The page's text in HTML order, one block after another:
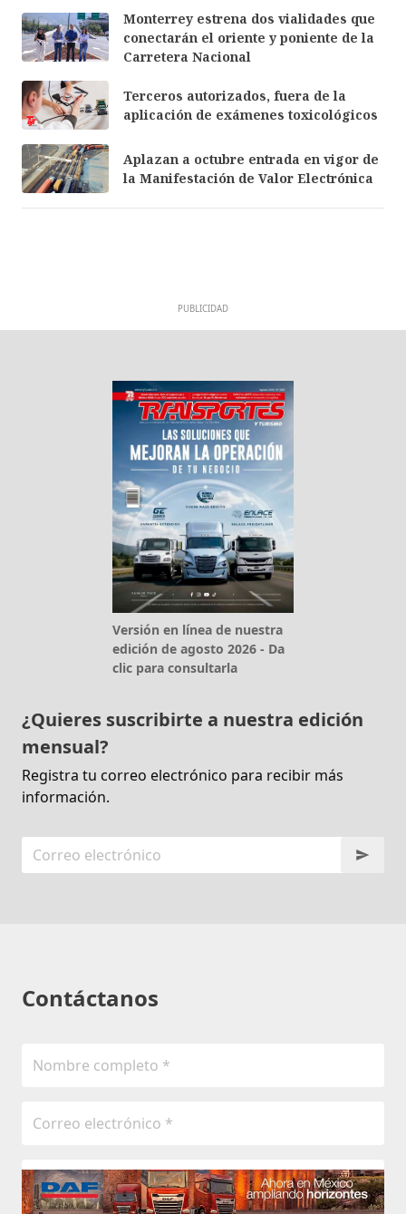
Monterrey estrena dos vialidades que
conectarán el oriente y poniente de la
Carretera Nacional
Terceros autorizados, fuera de la
aplicación de exámenes toxicológicos
Aplazan a octubre entrada en vigor de
la Manifestación de Valor Electrónica
PUBLICIDAD
Versión en línea de nuestra
edición de agosto 2026 - Da
clic para consultarla
¿Quieres suscribirte a nuestra edición
mensual?
Registra tu correo electrónico para recibir más
información.
Contáctanos